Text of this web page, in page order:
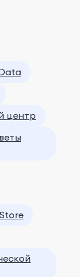
центр